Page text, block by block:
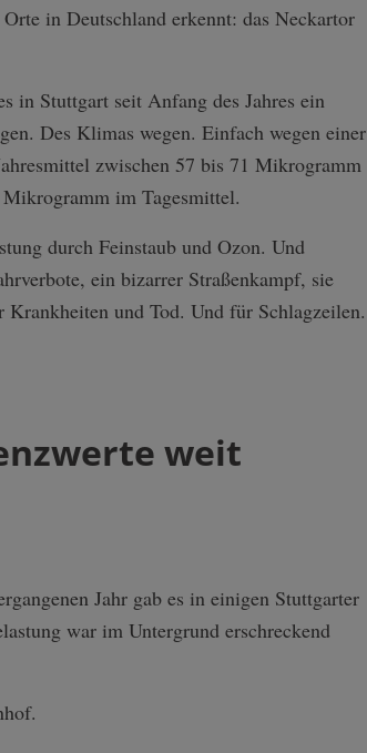
in Deutschland erkennt: das Neckartor
in Stuttgart seit Anfang des Jahres ein
Des Klimas wegen. Einfach wegen einer
zwischen 57 bis 71 Mikrogramm
im Tagesmittel.
durch Feinstaub und Ozon. Und
ein bizarrer Straßenkampf, sie
und Tod. Und für Schlagzeilen.
weit
Jahr gab es in einigen Stuttgarter
war im Untergrund erschreckend